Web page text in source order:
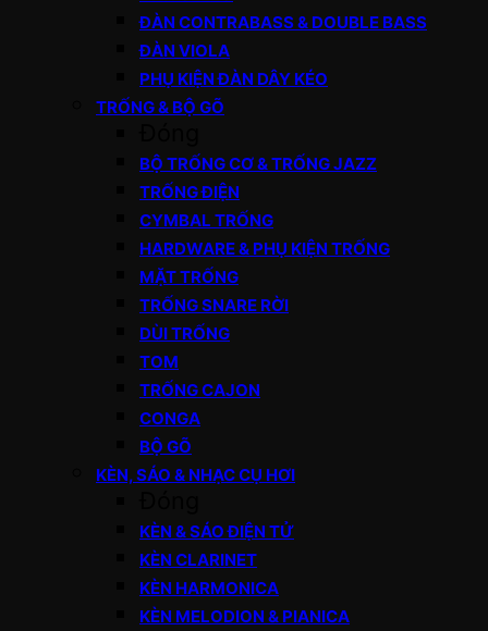
ĐÀN CONTRABASS & DOUBLE BASS
ĐÀN VIOLA
PHỤ KIỆN ĐÀN DÂY KÉO
TRỐNG & BỘ GÕ
BỘ TRỐNG CƠ & TRỐNG JAZZ
TRỐNG ĐIỆN
CYMBAL TRỐNG
HARDWARE & PHỤ KIỆN TRỐNG
MẶT TRỐNG
TRỐNG SNARE RỜI
DÙI TRỐNG
TOM
TRỐNG CAJON
CONGA
BỘ GÕ
KÈN, SÁO & NHẠC CỤ HƠI
KÈN & SÁO ĐIỆN TỬ
KÈN CLARINET
KÈN HARMONICA
KÈN MELODION & PIANICA